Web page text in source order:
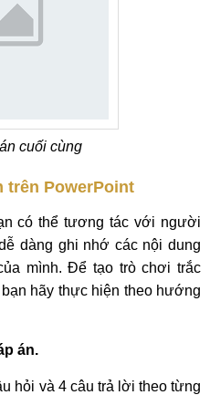
cuối cùng
trên PowerPoint
có thể tương tác với người
dàng ghi nhớ các nội dung
mình. Để tạo trò chơi trắc
hãy thực hiện theo hướng
án.
hỏi và 4 câu trả lời theo từng